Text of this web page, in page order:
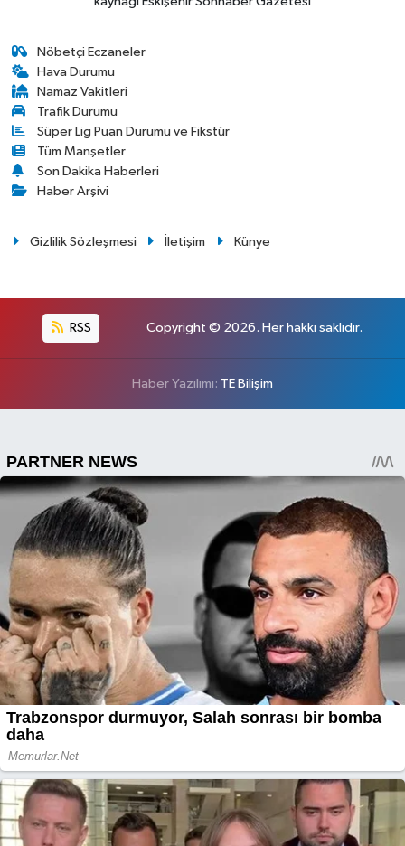
Nöbetçi Eczaneler
Hava Durumu
Namaz Vakitleri
Trafik Durumu
Süper Lig Puan Durumu ve Fikstür
Tüm Manşetler
Son Dakika Haberleri
Haber Arşivi
Gizlilik Sözleşmesi İletişim Künye
RSS Copyright © 2026. Her hakkı saklıdır.
Haber Yazılımı: TE Bilişim